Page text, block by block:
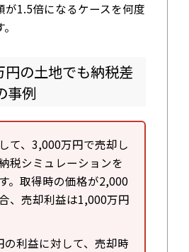
が1.5倍になるケースを何度
円の土地でも納税差
事例
て、3,000万円で売却し
税シミュレーションを
。取得時の価格が2,000
、売却利益は1,000万円
の利益に対して、売却時